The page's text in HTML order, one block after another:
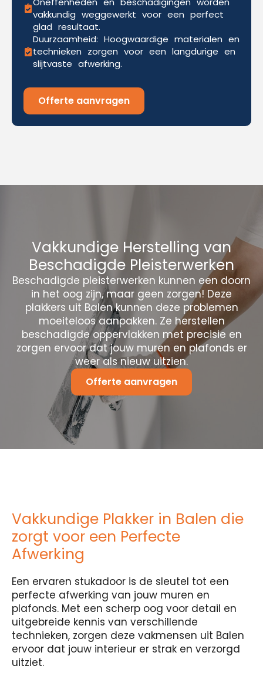
vakkundig weggewerkt voor een perfect
glad resultaat.
Duurzaamheid: Hoogwaardige materialen en
technieken zorgen voor een langdurige en
slijtvaste afwerking.
Offerte aanvragen
Vakkundige Herstelling van
Beschadigde Pleisterwerken
Beschadigde pleisterwerken kunnen een doorn
in het oog zijn, maar geen zorgen! Deze
plakkers uit Balen kunnen deze problemen
moeiteloos aanpakken. Ze herstellen
beschadigde oppervlakken met precisie en
zorgen ervoor dat jouw muren en plafonds er
weer als nieuw uitzien.
Offerte aanvragen
Vakkundige Plakker in Balen die
zorgt voor een Perfecte
Afwerking
Een ervaren stukadoor is de sleutel tot een
perfecte afwerking van jouw muren en
plafonds. Met een scherp oog voor detail en
uitgebreide kennis van verschillende
technieken, zorgen deze vakmensen uit Balen
ervoor dat jouw interieur er strak en verzorgd
uitziet.